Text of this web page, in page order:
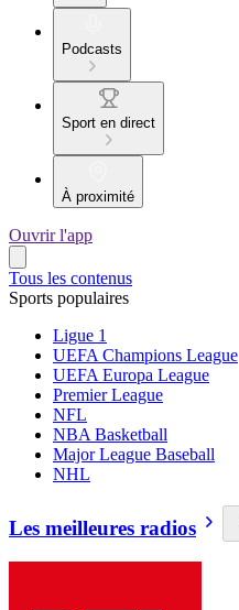
Podcasts
Sport en direct
À proximité
Ouvrir l'app
Tous les contenus
Sports populaires
Ligue 1
UEFA Champions League
UEFA Europa League
Premier League
NFL
NBA Basketball
Major League Baseball
NHL
Les meilleures radios